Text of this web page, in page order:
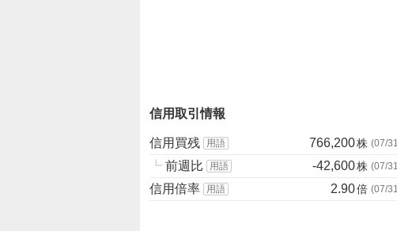
強
く
売
り
い
信用取引情報
信用買残 用語 766,200株 (07/31
┗ 前週比 用語 -42,600株 (07/31
信用倍率 用語 2.90倍 (07/31